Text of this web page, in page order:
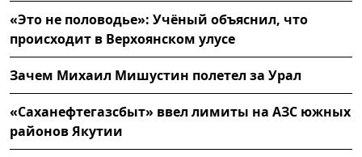
«Это не половодье»: Учёный объяснил, что
происходит в Верхоянском улусе
Зачем Михаил Мишустин полетел за Урал
«Саханефтегазсбыт» ввел лимиты на АЗС южных
районов Якутии